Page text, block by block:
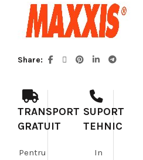
Share
TRANSPORT
GRATUIT
Pentru
SUPORT
TEHNIC
In